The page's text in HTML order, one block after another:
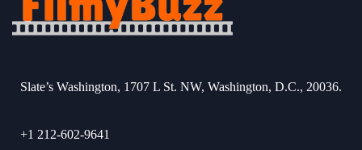
Slate’s Washington, 1707 L St. NW, Washington, D.C., 20036.
+1 212-602-9641